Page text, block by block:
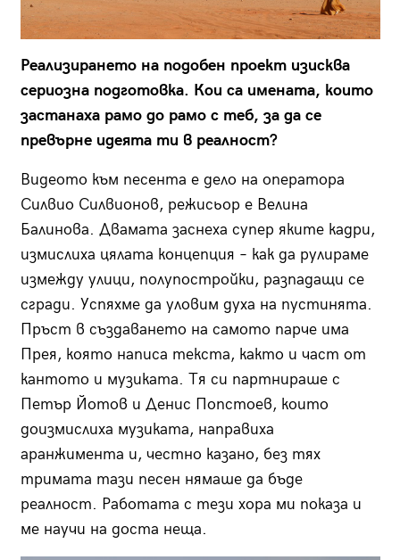
Реализирането на подобен проект изисква
сериозна подготовка. Кои са имената, които
застанаха рамо до рамо с теб, за да се
превърне идеята ти в реалност?
Видеото към песента е дело на оператора
Силвио Силвионов, режисьор е Велина
Балинова. Двамата заснеха супер яките кадри,
измислиха цялата концепция – как да рулираме
измежду улици, полупостройки, разпадащи се
сгради. Успяхме да уловим духа на пустинята.
Пръст в създаването на самото парче има
Прея, която написа текста, както и част от
кантото и музиката. Тя си партнираше с
Петър Йотов и Денис Попстоев, които
доизмислиха музиката, направиха
аранжимента и, честно казано, без тях
тримата тази песен нямаше да бъде
реалност. Работата с тези хора ми показа и
ме научи на доста неща.